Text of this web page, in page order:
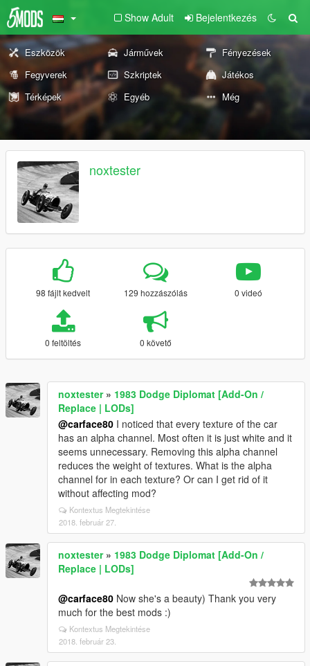
Show Adult Bejelentkezés
Eszközök Járművek
Fényezések
Fegyverek
Szkriptek
Játékos
Térképek
Egyéb Még
noxtester
98 fájlt kedvelt 129 hozzászólás 0 videó
0 feltöltés 0 követő
noxtester» 1983 Dodge Diplomat [Add-On /
Replace | LODs]
@carface80 I noticed that every texture of the car
has an alpha channel. Most often it is just white and it
seems unnecessary. Removing this alpha channel
reduces the weight of textures. What is the alpha
channel for in each texture? Or can I get rid of it
without affecting mod?
Kontextus Megtekintése
2018. február 27.
noxtester» 1983 Dodge Diplomat [Add-On /
Replace | LODs]
@carface80 Now she's a beauty) Thank you very
much for the best mods :)
Kontextus Megtekintése
2018. február 23.